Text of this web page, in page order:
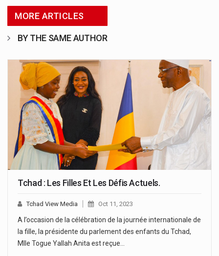
MORE ARTICLES
BY THE SAME AUTHOR
Tchad : Les Filles Et Les Défis Actuels.
Tchad View Media Oct 11, 2023
A l’occasion de la célébration de la journée internationale de
la fille, la présidente du parlement des enfants du Tchad,
Mlle Togue Yallah Anita est reçue…